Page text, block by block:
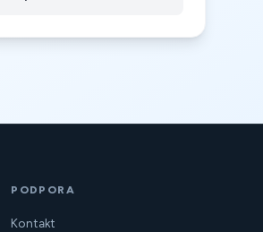
PODPORA
Kontakt